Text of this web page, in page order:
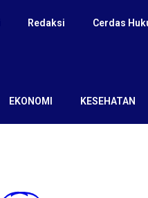
Redaksi Cerdas
EKONOMI KESEHATAN